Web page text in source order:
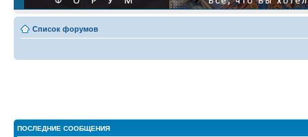
Список форумов
ПОСЛЕДНИЕ СООБЩЕНИЯ